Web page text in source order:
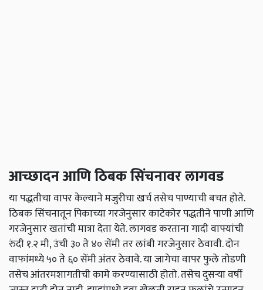
आच्छादन आणि ठिबक सिंचनावर लागवड
या पद्धतीचा वापर केल्याने मजुरीचा खर्च तसेच पाण्याची बचत होते.
ठिबक सिंचनातून पिकाच्या गरजेनुसार काटेकोर पद्धतीने पाणी आणि
गरजेनुसार खतांची मात्रा देता येते. लागवड करताना गादी वाफ्यांची
रुंदी १.२ मी, उंची ३० ते ४० सेंमी तर लांबी गरजेनुसार ठेवावी. दोन
वाफांमध्ये ५० ते ६० सेंमी अंतर ठेवावे. या जागेचा वापर फुले तोडणी
तसेच आंतरमशागतीची कामे करण्यासाठी होतो. तसेच दुसऱ्या वर्षी